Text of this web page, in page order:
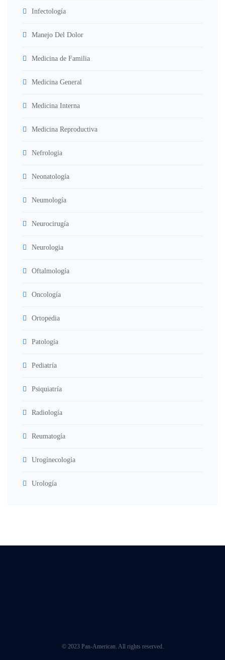
Infectología
Manejo Del Dolor
Medicina de Familia
Medicina General
Medicina Interna
Medicina Reproductiva
Nefrologia
Neonatología
Neumología
Neurocirugía
Neurologia
Oftalmología
Oncología
Ortopedia
Patología
Pediatría
Psiquiatría
Radiología
Reumatogía
Urogínecología
Urología
© 2023 Pan-American. All rights reserved.